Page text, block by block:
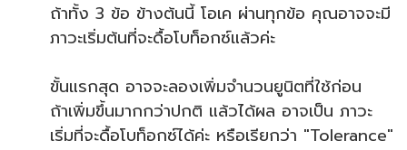
ถ้าทั้ง 3 ข้อ ข้างต้นนี้ โอเค ผ่านทุกข้อ คุณอาจจะมี
ภาวะเริ่มต้นที่จะดื้อโบท็อกซ์แล้วค่ะ
ขั้นแรกสุด อาจจะลองเพิ่มจำนวนยูนิตที่ใช้ก่อน
ถ้าเพิ่มขึ้นมากกว่าปกติ แล้วได้ผล อาจเป็น ภาวะ
เริ่มที่จะดื้อโบท็อกซ์ได้ค่ะ หรือเรียกว่า "Tolerance"